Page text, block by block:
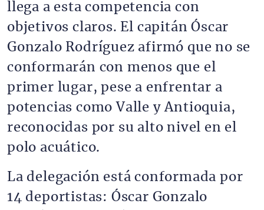
llega a esta competencia con
objetivos claros. El capitán Óscar
Gonzalo Rodríguez afirmó que no se
conformarán con menos que el
primer lugar, pese a enfrentar a
potencias como Valle y Antioquia,
reconocidas por su alto nivel en el
polo acuático.
La delegación está conformada por
14 deportistas: Óscar Gonzalo